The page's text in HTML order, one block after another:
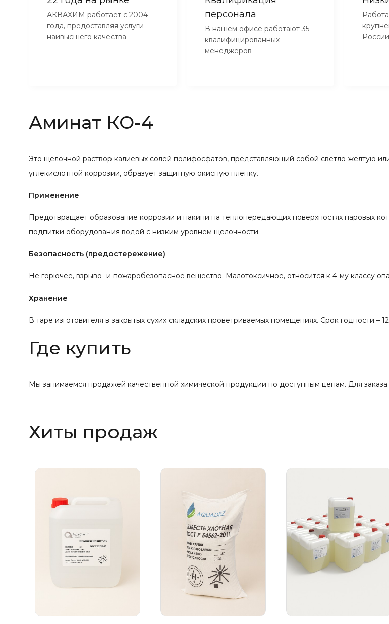
АКВАХИМ работает с 2004
года, предоставляя услуги
наивысшего качества
персонала
В нашем офисе работают 35
квалифицированных
менеджеров
Аминат КО-4
Это щелочной раствор калиевых солей полифосфатов, представляющий собой светло-желтую
углекислотной коррозии, образует защитную окисную пленку.
Применение
Предотвращает образование коррозии и накипи на теплопередающих поверхностях паровых
подпитки оборудования водой с низким уровнем щелочности.
Безопасность (предостережение)
Не горючее, взрыво- и пожаробезопасное вещество. Малотоксичное, относится к 4-му классу
Хранение
В таре изготовителя в закрытых сухих складских проветриваемых помещениях. Срок годности –
Где купить
Мы занимаемся продажей качественной химической продукции по доступным ценам. Для
Хиты продаж